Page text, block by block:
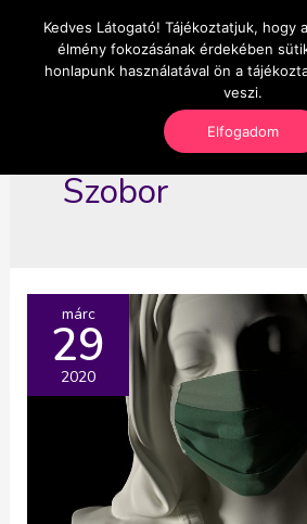
content
OnlineSeedsMan
Üzlet és szabadság
Szobor
márc
29
2020
Kedves Látogató! Tájékoztatjuk, hogy
élmény fokozásának érdekében
honlapunk használatával ön a
veszi.
Elfogadom